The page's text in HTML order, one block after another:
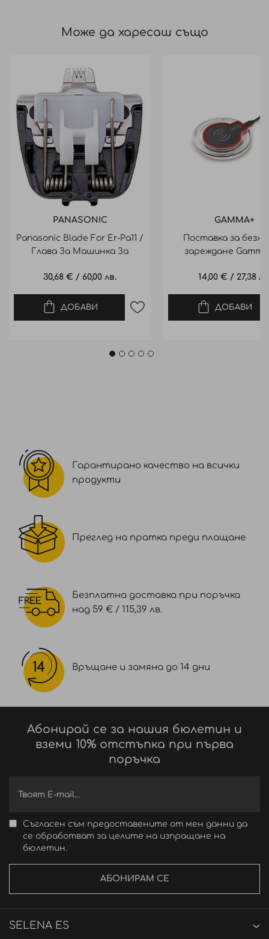
Може да харесаш също
PANASONIC
Panasonic Blade For Er-Pa11 /
Глава За Машинка За
30,68 € / 60,00 лв.
ДОБАВИ
GAMMA+
Поставка за
зареждане
14,00 € / 27,38
ДОБАВИ
Гарантирано качество на всички
продукти
Преглед на пратка преди плащане
Безплатна доставка при поръчка
над 59 € / 115,39 лв.
Връщане и замяна до 14 дни
Абонирай се за нашия бюлетин и
вземи 10% отстъпка при първа
поръчка
Съгласен съм предоставените от мен данни да
се обработват за целите на изпращане на
бюлетин.
АБОНИРАМ СЕ
SELENA ES